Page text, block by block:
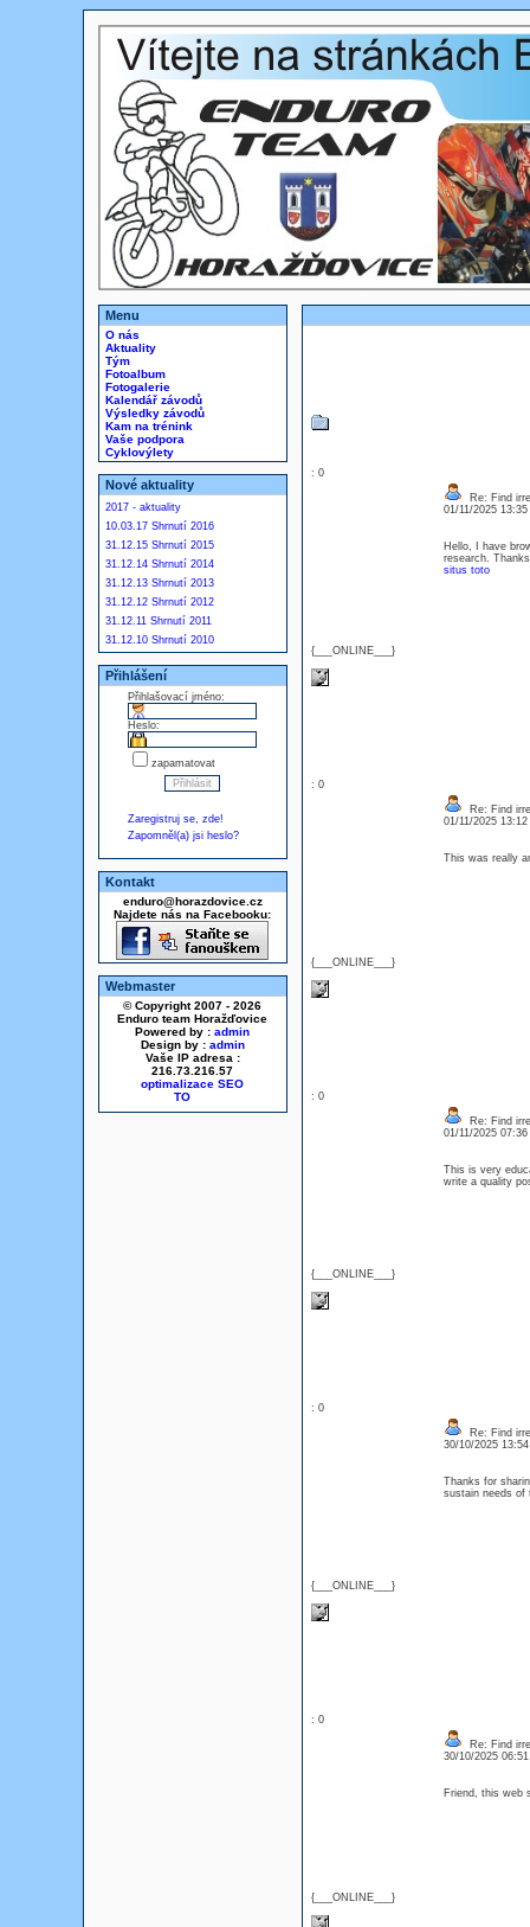
Menu
O nás
Aktuality
Tým
Fotoalbum
Fotogalerie
Kalendář závodů
Výsledky závodů
Kam na trénink
Vaše podpora
Cyklovýlety
Nové aktuality
2017 - aktuality
10.03.17 Shrnutí 2016
31.12.15 Shrnutí 2015
31.12.14 Shrnutí 2014
31.12.13 Shrnutí 2013
31.12.12 Shrnutí 2012
31.12.11 Shrnutí 2011
31.12.10 Shrnutí 2010
Přihlášení
Přihlašovací jméno:
Heslo:
zapamatovat
Zaregistruj se, zde!
Zapomněl(a) jsi heslo?
Kontakt
enduro@horazdovice.cz
Najdete nás na Facebooku:
Webmaster
© Copyright 2007 - 2026
Enduro team Horažďovice
Powered by : admin
Design by : admin
Vaše IP adresa :
216.73.216.57
optimalizace SEO
: 0
{___ONLINE___}
Re: Find
01/11/2025
Hello, I have
research.
situs toto
: 0
{___ONLINE___}
Re: Find
01/11/2025
This was really
: 0
{___ONLINE___}
Re: Find
01/11/2025
This is very
write a quality
: 0
{___ONLINE___}
Re: Find
30/10/2025
Thanks for
sustain needs
: 0
{___ONLINE___}
Re: Find
30/10/2025
Friend, this